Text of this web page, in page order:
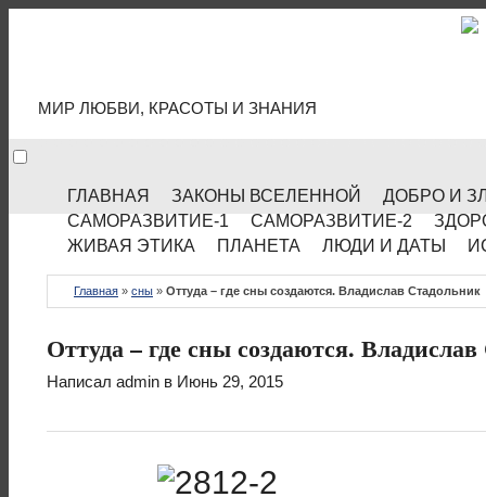
МИР ЛЮБВИ, КРАСОТЫ И ЗНАНИЯ
ГЛАВНАЯ ЗАКОНЫ ВСЕЛЕННОЙ
ДОБРО И
САМОРАЗВИТИЕ-1
САМОРАЗВИТИЕ-2
ЖИВАЯ ЭТИКА
ПЛАНЕТА ЛЮДИ И ДАТЫ
Главная » сны » Оттуда – где сны создаются. Владислав Стадольник
Оттуда – где сны создаются.
Написал admin в Июнь 29, 2015